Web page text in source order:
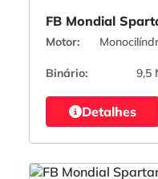
FB Mondial
Motor:
Binário:
9,5
Detalhes